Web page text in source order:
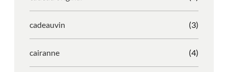
cadeauvin (3)
cairanne (4)